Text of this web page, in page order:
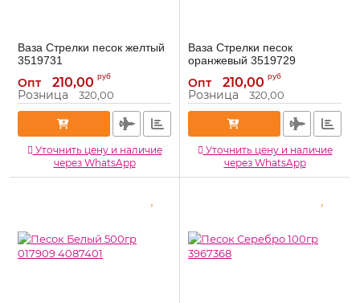
Ваза Стрелки песок желтый
3519731
Артикул: 3519731
Опт 210,00 руб
Розница 320,00
Уточнить цену и наличие
через WhatsApp
Ваза Стрелки песок
оранжевый 3519729
Артикул: 3519729
Опт 210,00 руб
Розница 320,00
Уточнить цену и наличие
через WhatsApp